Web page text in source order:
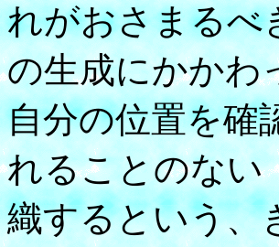
れがおさまるべ
の生成にかかわ
自分の位置を確
れることのない
織するという、